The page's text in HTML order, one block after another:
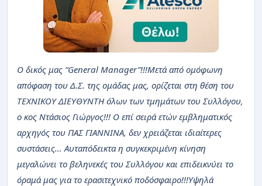
Ο δικός μας “General Manager”!!!Μετά από ομόφωνη
απόφαση του Δ.Σ. της ομάδας μας, ορίζεται στη θέση του
ΤΕΧΝΙΚΟΥ ΔΙΕΥΘΥΝΤΗ όλων των τμημάτων του Συλλόγου,
ο κος Ντάσιος Γιώργος!!! Ο επί σειρά ετών εμβληματικός
αρχηγός του ΠΑΣ ΓΙΑΝΝΙΝΑ, δεν χρειάζεται ιδιαίτερες
συστάσεις… Αυταπόδεικτα η συγκεκριμένη κίνηση
μεγαλώνει το βεληνεκές του Συλλόγου και επιδεικνύει το
όραμά μας για το ερασιτεχνικό ποδόσφαιρο!!!Υψηλά